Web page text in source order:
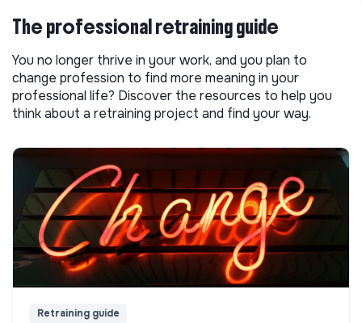
The professional retraining guide
You no longer thrive in your work, and you plan to
change profession to find more meaning in your
professional life? Discover the resources to help you
think about a retraining project and find your way.
Retraining guide